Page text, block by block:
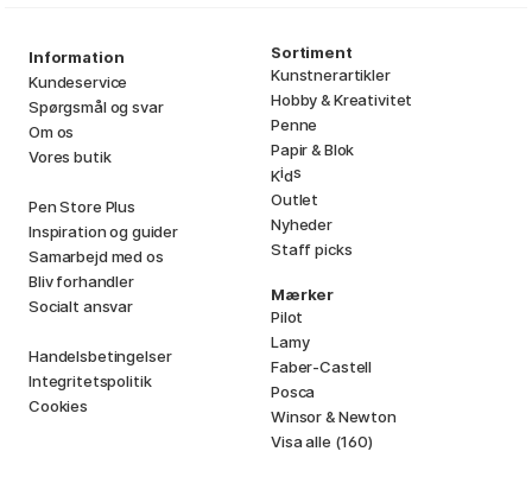
Information
Kundeservice
Spørgsmål og svar
Om os
Vores butik
Pen Store Plus
Inspiration og guider
Samarbejd med os
Bliv forhandler
Socialt ansvar
Handelsbetingelser
Integritetspolitik
Cookies
Sortiment
Kunstnerartikler
Hobby & Kreativitet
Penne
Papir & Blok
Kids
Outlet
Nyheder
Staff picks
Mærker
Pilot
Lamy
Faber-Castell
Posca
Winsor & Newton
Visa alle (160)